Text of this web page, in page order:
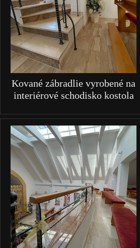
Kované zábradlie vyrobené na
interiérové schodisko kostola